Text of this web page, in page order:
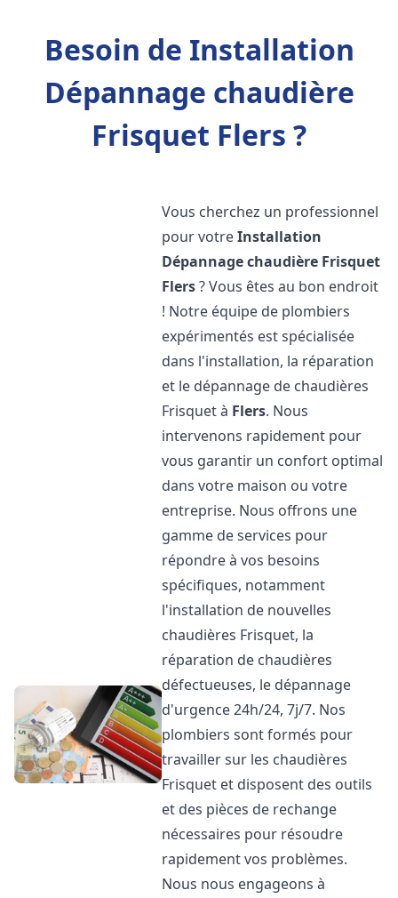
Besoin de Installation
Dépannage chaudière
Frisquet Flers ?
Vous cherchez un professionnel
pour votreInstallation
Dépannage chaudière Frisquet
Flers? Vous êtes au bon endroit
! Notre équipe de plombiers
expérimentés est spécialisée
dans l'installation, la réparation
et le dépannage de chaudières
Frisquet à Flers. Nous
intervenons rapidement pour
vous garantir un confort optimal
dans votre maison ou votre
entreprise. Nous offrons une
gamme de services pour
répondre à vos besoins
spécifiques, notamment
l'installation de nouvelles
chaudières Frisquet, la
réparation de chaudières
défectueuses, le dépannage
d'urgence 24h/24, 7j/7. Nos
plombiers sont formés pour
travailler sur les chaudières
Frisquet et disposent des outils
et des pièces de rechange
nécessaires pour résoudre
rapidement vos problèmes.
Nous nous engageons à